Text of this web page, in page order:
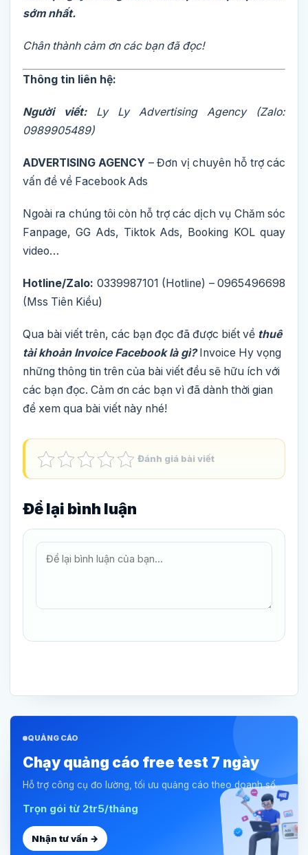
sớm nhất.
Chân thành cảm ơn các bạn đã đọc!
Thông tin liên hệ:
Người viết:Ly LyAdvertising Agency (Zalo:
0989905489)
ADVERTISING AGENCY – Đơn vị chuyên hỗ trợ các
vấn đề về Facebook Ads
Ngoài ra chúng tôi còn hỗ trợ các dịch vụ Chăm sóc
Fanpage, GG Ads, Tiktok Ads, Booking KOL quay
video…
Hotline/Zalo: 0339987101 (Hotline) – 0965496698
(Mss Tiên Kiều)
Qua bài viết trên, các bạn đọc đã được biết về thuê
tài khoản Invoice Facebook là gì?Invoice Hy vọng
những thông tin trên của bài viết đều sẽ hữu ích với
các bạn đọc. Cảm ơn các bạn vì đã dành thời gian
để xem qua bài viết này nhé!
Đánh giá bài viết
Để lại bình luận
QUẢNG CÁO
Chạy quảng cáo free test 7 ngày
Hỗ trợ công cụ đo lường, tối ưu quảng cáo theo doanh số.
Trọn gói từ 2tr5/tháng
Nhận tư vấn →